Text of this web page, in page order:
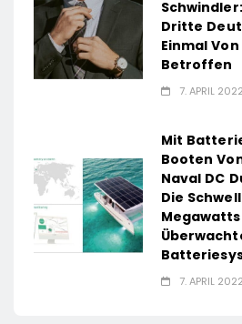
Dritte
Einmal
Betroffen
7. APRIL 2022
Mit
Booten
Naval DC
Die
7. APRIL 2022